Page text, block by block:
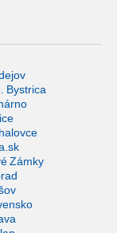
Bystrica
Zámky